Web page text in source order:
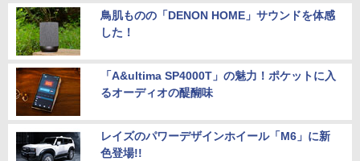
鳥肌ものの「DENON HOME」サウンドを体感
した！
「A&ultima SP4000T」の魅力！ポケットに入
るオーディオの醍醐味
レイズのパワーデザインホイール「M6」に新
色登場!!